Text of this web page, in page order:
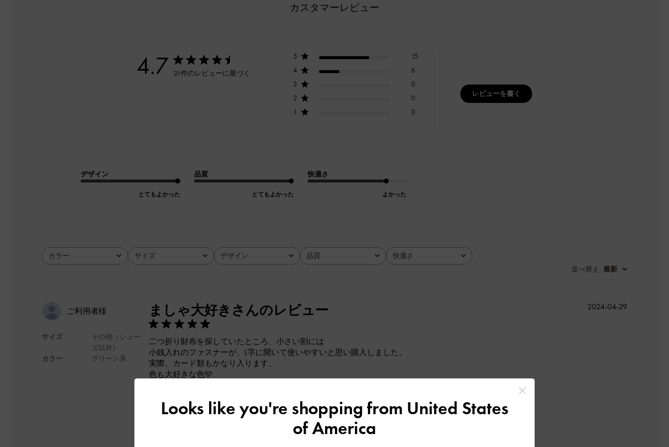
カスタマーレビュー
4.7 21件のレビューに基づく
5
15
4
6
3
0
2
0
1
0
レビューを書く
デザイン
とてもよかった
品質
とてもよかった
快適さ
よかった
カラー
全て サイズ
全て デザイン
全て 品質
全て 快適さ
全て
並べ替え : 最新
ご利用者様
サイズ
カラー
その他（シュー
ズ以外）
グリーン系
ましゃ大好きさんのレビュー
二つ折り財布を探していたところ、小さい割には
小銭入れのファスナーが、L字に開いて使いやすいと思い購入しました。
実際、カード類もかなり入ります、
色も大好きな色🩵
デザイン 品質
とてもよかった
快適さ
公
2024-04-29
Looks like you're shopping from United States
of America